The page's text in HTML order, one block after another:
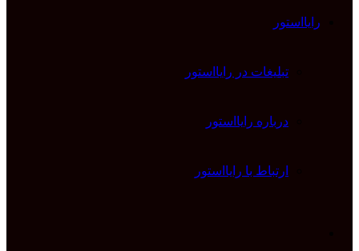
رایااستور
تبلیغات در رایااستور
درباره رایااستور
ارتباط با رایااستور